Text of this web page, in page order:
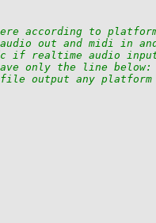
according to
out and midi in
if realtime audio
only the line below:
output any platform